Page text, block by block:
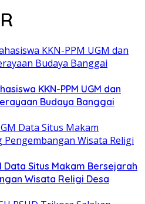
KKN-PPM UGM dan
Budaya Banggai
Data Situs Makam Bersejarah
Wisata Religi Desa